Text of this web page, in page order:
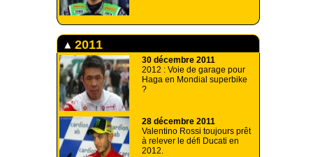
2011
30 décembre 2011
2012 : Voie de garage pour
Haga en Mondial superbike
?
28 décembre 2011
Valentino Rossi toujours prêt
à relever le défi Ducati en
2012.